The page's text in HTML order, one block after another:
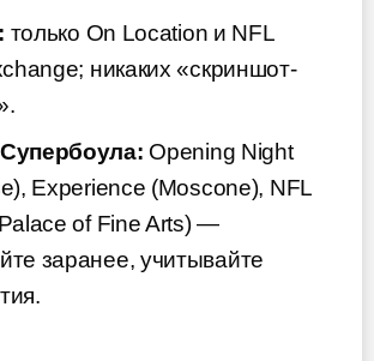
только On Location и NFL
никаких «скриншот-
Opening Night
Experience (Moscone), NFL
of Fine Arts) —
заранее, учитывайте